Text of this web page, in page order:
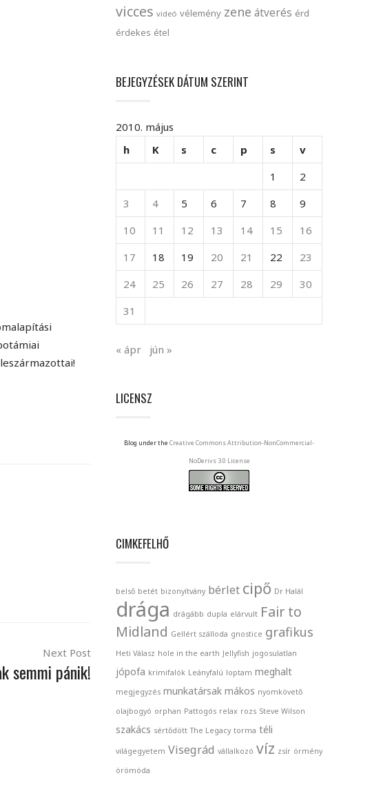
Next Post
semmi pánik!
vicces videó vélemény zene átverés érd
érdekes étel
BEJEGYZÉSEK DÁTUM SZERINT
2010. május
h
K s c p s
v
1
2
3
4 5 6 7 8
9
10
11 12 13 14 15
16
17
18 19 20 21 22
23
24
25 26 27 28 29
30
31
« ápr jún »
LICENSZ
Blog under the Creative Commons Attribution-NonCommercial-
NoDerivs 3.0 License
CIMKEFELHŐ
belső betét bizonyítvány bérlet cipő Dr Halál
drága drágább dupla elárvult Fair to
Midland Gellért szálloda gnostice grafikus
Heti Válasz hole in the earth Jellyfish jogosulatlan
jópofa krimifalók Leányfalú loptam meghalt
megjegyzés munkatársak mákos nyomkövető
olajbogyó orphan Pattogós relax rozs Steve Wilson
szakács sértődött The Legacy torma téli
világegyetem Visegrád vállalkozó víz zsír örmény
örömóda